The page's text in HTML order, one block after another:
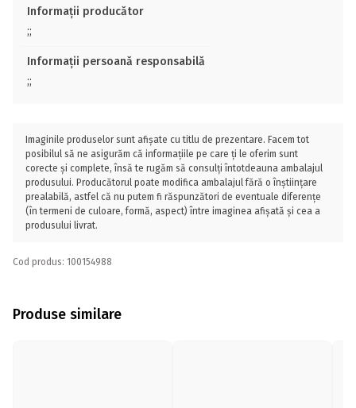
Informații producător
;;
Informații persoană responsabilă
;;
Imaginile produselor sunt afișate cu titlu de prezentare. Facem tot
posibilul să ne asigurăm că informațiile pe care ți le oferim sunt
corecte și complete, însă te rugăm să consulți întotdeauna ambalajul
produsului. Producătorul poate modifica ambalajul fără o înștiințare
prealabilă, astfel că nu putem fi răspunzători de eventuale diferențe
(în termeni de culoare, formă, aspect) între imaginea afișată și cea a
produsului livrat.
Cod produs: 100154988
Produse similare